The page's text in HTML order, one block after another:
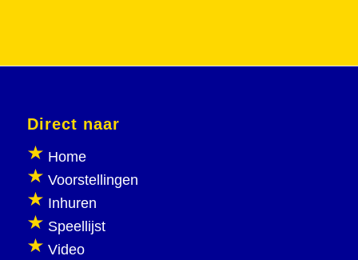
Direct naar
Home
Voorstellingen
Inhuren
Speellijst
Video